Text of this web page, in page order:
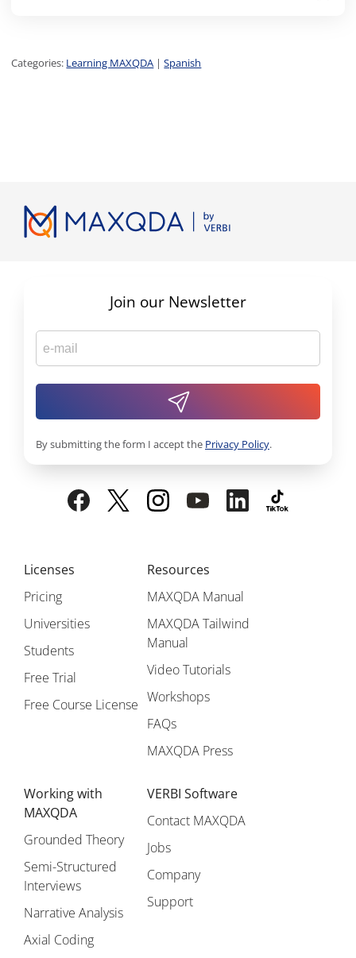
Categories: Learning MAXQDA |Spanish
Licenses
Pricing
Universities
Students
Free Trial
Free Course License
Resources
MAXQDA Manual
MAXQDA Tailwind
Manual
Video Tutorials
Workshops
FAQs
MAXQDA Press
Working with
MAXQDA
Grounded Theory
Semi-Structured
Interviews
Narrative Analysis
Axial Coding
VERBI Software
Contact MAXQDA
Jobs
Company
Support
Join our Newsletter
By submitting the form I accept the Privacy Policy.